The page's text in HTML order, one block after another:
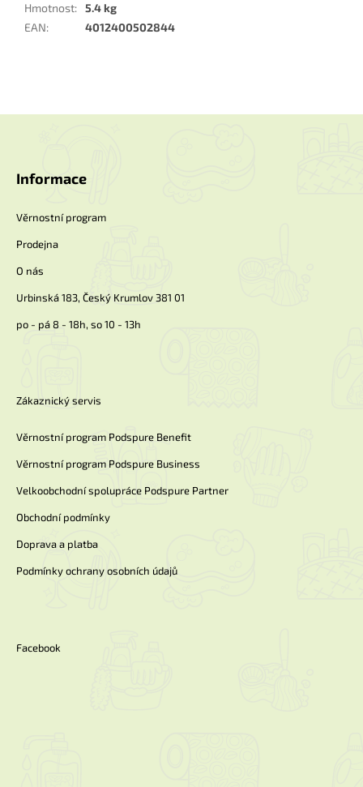
Hmotnost: 5.4 kg
EAN: 4012400502844
Informace
Věrnostní program
Prodejna
O nás
Urbinská 183, Český Krumlov 381 01
po - pá 8 - 18h, so 10 - 13h
Zákaznický servis
Věrnostní program Podspure Benefit
Věrnostní program Podspure Business
Velkoobchodní spolupráce Podspure Partner
Obchodní podmínky
Doprava a platba
Podmínky ochrany osobních údajů
Facebook